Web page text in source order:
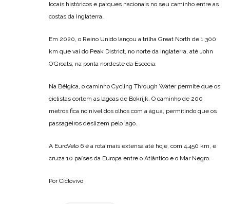
locais históricos e parques nacionais no seu caminho entre as
costas da Inglaterra.
Em 2020, o Reino Unido lançou a trilha Great North de 1.300
km que vai do Peak District, no norte da Inglaterra, até John
O’Groats, na ponta nordeste da Escócia.
Na Bélgica, o caminho Cycling Through Water permite que os
ciclistas cortem as lagoas de Bokrijk. O caminho de 200
metros fica no nível dos olhos com a água, permitindo que os
passageiros deslizem pelo lago.
A EuroVelo 6 é a rota mais extensa até hoje, com 4.450 km, e
cruza 10 países da Europa entre o Atlântico e o Mar Negro.
Por Ciclovivo